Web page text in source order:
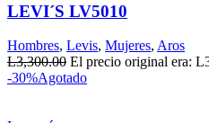
LEVI´S LV5010
Hombres, Levis, Mujeres, Aros
L3,300.00 El precio original era:
-30%Agotado